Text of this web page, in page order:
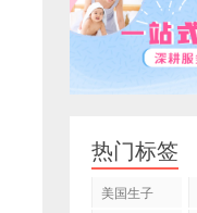
热门标签
美国生子